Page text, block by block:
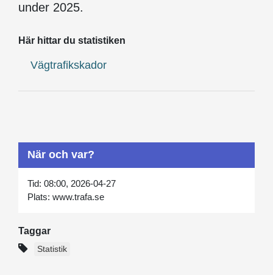
under 2025.
Här hittar du statistiken
Vägtrafikskador
När och var?
Tid: 08:00, 2026-04-27
Plats: www.trafa.se
Taggar
Statistik